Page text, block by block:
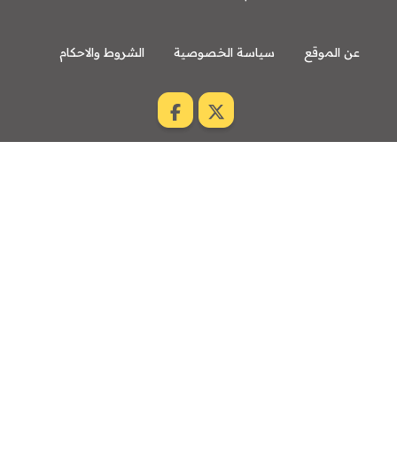
عن الموقع سياسة الخصوصية الشروط والاحكام